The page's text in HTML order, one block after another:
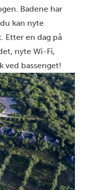
Badene har
kan nyte
Etter en dag på
nyte Wi-Fi,
ved bassenget!